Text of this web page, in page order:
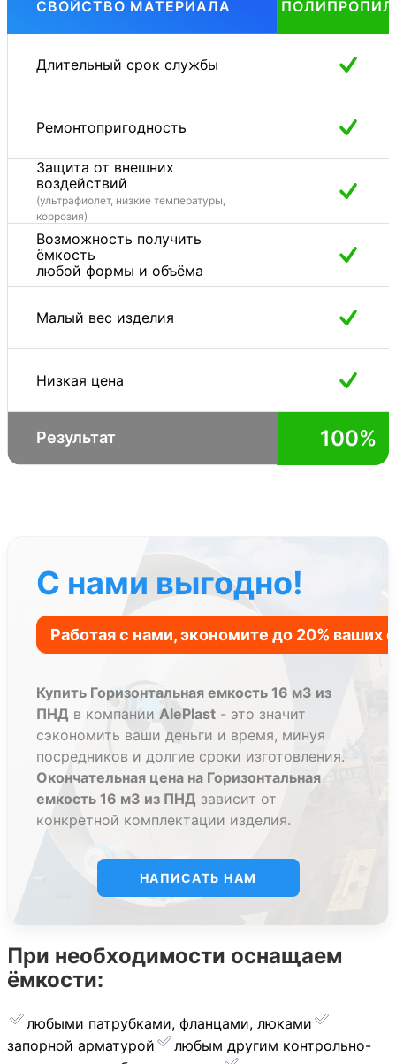
СВОЙСТВО МАТЕРИАЛА
Длительный срок службы
Ремонтопригодность
Защита от внешних
воздействий
(ультрафиолет, низкие температуры,
коррозия)
Возможность получить
ёмкость
любой формы и объёма
Малый вес изделия
Низкая цена
Результат 100%
С нами выгодно!
Купить Горизонтальная емкость 16 м3 из
ПНД в компании AlePlast - это значит
сэкономить ваши деньги и время, минуя
посредников и долгие сроки изготовления.
Окончательная цена на Горизонтальная
емкость 16 м3 из ПНД зависит от
конкретной комплектации изделия.
НАПИСАТЬ НАМ
При необходимости оснащаем
ёмкости:
любыми патрубками, фланцами, люками
запорной арматурой
︎любым другим контрольно-